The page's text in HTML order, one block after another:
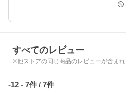
すべてのレビュー
※他ストアの同じ商品のレビューが含まれ
-12 - 7件 / 7件